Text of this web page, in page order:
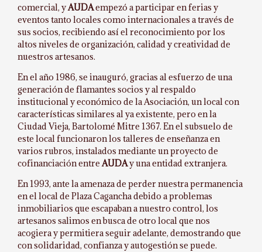
comercial, yAUDAempezó a participar en ferias y
eventos tanto locales como internacionales a través de
sus socios, recibiendo así el reconocimiento por los
altos niveles de organización, calidad y creatividad de
nuestros artesanos.
En el año 1986, se inauguró, gracias al esfuerzo de una
generación de flamantes socios y al respaldo
institucional y económico de la Asociación, un local con
características similares al ya existente, pero en la
Ciudad Vieja, Bartolomé Mitre 1367. En el subsuelo de
este local funcionaron los talleres de enseñanza en
varios rubros, instalados mediante un proyecto de
cofinanciación entreAUDAy una entidad extranjera.
En 1993, ante la amenaza de perder nuestra permanencia
en el local de Plaza Cagancha debido a problemas
inmobiliarios que escapaban a nuestro control, los
artesanos salimos en busca de otro local que nos
acogiera y permitiera seguir adelante, demostrando que
con solidaridad, confianza y autogestión se puede.